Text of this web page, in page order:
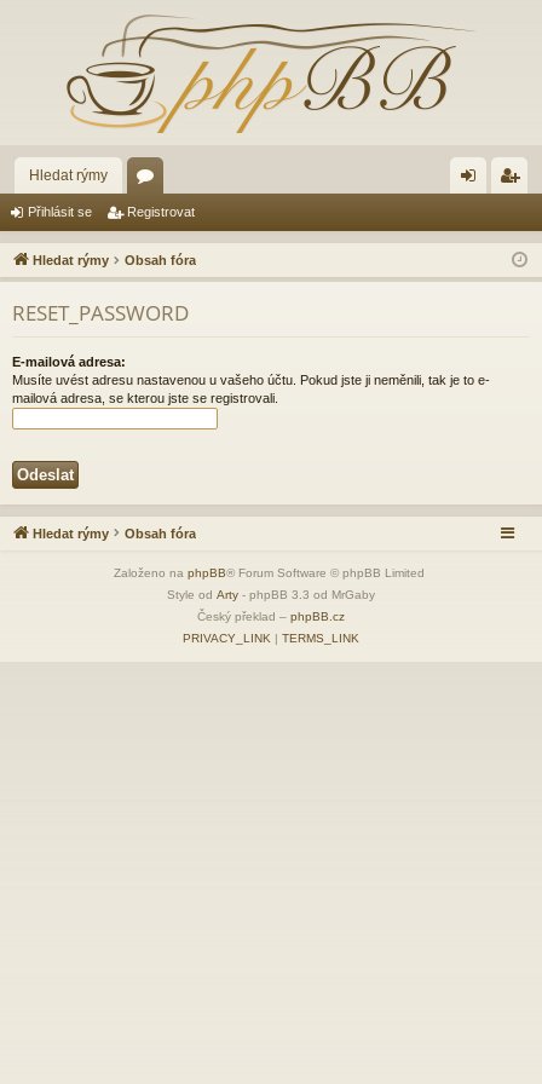
Hledat rýmy
ór
a lá
sit
ist
ro
Přihlásit se Registrovat
Hledat rýmy Obsah fóra
RESET_PASSWORD
E-mailová adresa:
Musíte uvést adresu nastavenou u vašeho účtu. Pokud jste ji neměnili, tak je to e-
mailová adresa, se kterou jste se registrovali.
Hledat rýmy Obsah fóra
Založeno na phpBB® Forum Software © phpBB Limited
Style od Arty - phpBB 3.3 od MrGaby
Český překlad – phpBB.cz
PRIVACY_LINK | TERMS_LINK